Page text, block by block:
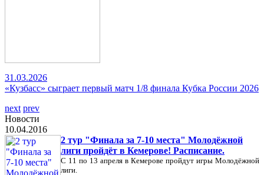
31.03.2026
«Кузбасс» сыграет первый матч 1/8 финала Кубка России 2026
next prev
Новости
10.04.2016
2 тур "Финала за 7-10 места" Молодёжной
лиги пройдёт в Кемерове! Расписание.
С 11 по 13 апреля в Кемерове пройдут игры Молодёжной
лиги.